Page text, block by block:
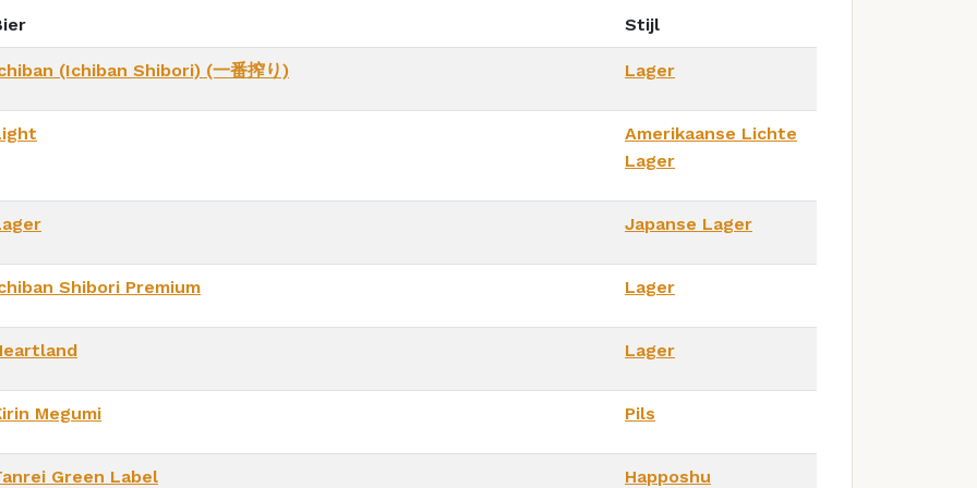
Stijl
(Ichiban Shibori) (一番搾り) Lager
Amerikaanse Lichte
Lager
Japanse Lager
Shibori Premium Lager
Lager
Megumi Pils
Green Label Happoshu